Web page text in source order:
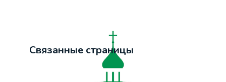
Связанные страницы